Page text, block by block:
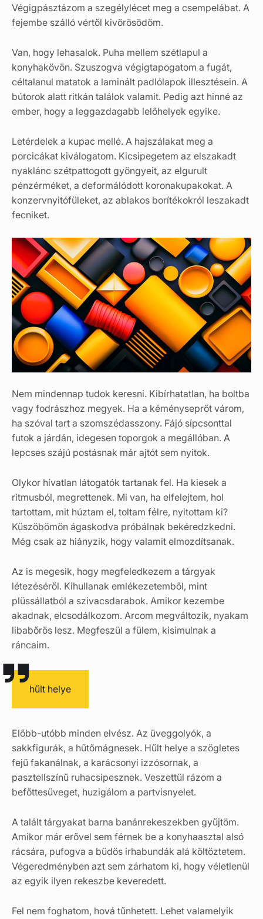
Végigpásztázom a szegélylécet meg a csempelábat. A
fejembe szálló vértől kivörösödöm.
Van, hogy lehasalok. Puha mellem szétlapul a
konyhakövön. Szuszogva végigtapogatom a fugát,
céltalanul matatok a laminált padlólapok illesztésein. A
bútorok alatt ritkán találok valamit. Pedig azt hinné az
ember, hogy a leggazdagabb lelőhelyek egyike.
Letérdelek a kupac mellé. A hajszálakat meg a
porcicákat kiválogatom. Kicsipegetem az elszakadt
nyaklánc szétpattogott gyöngyeit, az elgurult
pénzérméket, a deformálódott koronakupakokat. A
konzervnyitófüleket, az ablakos borítékokról leszakadt
fecniket.
Nem mindennap tudok keresni. Kibírhatatlan, ha boltba
vagy fodrászhoz megyek. Ha a kéményseprőt várom,
ha szóval tart a szomszédasszony. Fájó sípcsonttal
futok a járdán, idegesen toporgok a megállóban. A
lepcses szájú postásnak már ajtót sem nyitok.
Olykor hívatlan látogatók tartanak fel. Ha kiesek a
ritmusból, megrettenek. Mi van, ha elfelejtem, hol
tartottam, mit húztam el, toltam félre, nyitottam ki?
Küszöbömön ágaskodva próbálnak bekéredzkedni.
Még csak az hiányzik, hogy valamit elmozdítsanak.
Az is megesik, hogy megfeledkezem a tárgyak
létezéséről. Kihullanak emlékezetemből, mint
plüssállatból a szivacsdarabok. Amikor kezembe
akadnak, elcsodálkozom. Arcom megváltozik, nyakam
libabőrös lesz. Megfeszül a fülem, kisimulnak a
ráncaim.
hűlt helye
Előbb-utóbb minden elvész. Az üveggolyók, a
sakkfigurák, a hűtőmágnesek. Hűlt helye a szögletes
fejű fakanálnak, a karácsonyi izzósornak, a
pasztellszínű ruhacsipesznek. Veszettül rázom a
befőttesüveget, huzigálom a partvisnyelet.
A talált tárgyakat barna banánrekeszekben gyűjtöm.
Amikor már erővel sem férnek be a konyhaasztal alsó
rácsára, pufogva a büdös irhabundák alá költöztetem.
Végeredményben azt sem zárhatom ki, hogy véletlenül
az egyik ilyen rekeszbe keveredett.
Fel nem foghatom, hová tűnhetett. Lehet valamelyik